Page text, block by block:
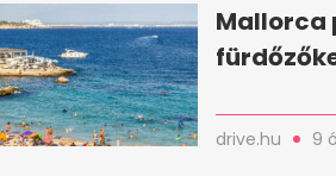
Mallorca
drive.hu 9